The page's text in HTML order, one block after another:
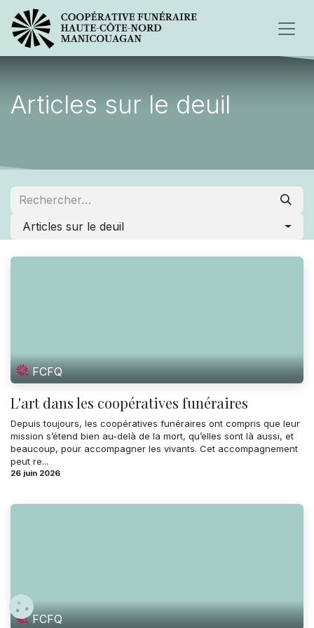
Articles sur le deuil
Articles sur le deuil
FCFQ
L'art dans les coopératives funéraires
Depuis toujours, les coopératives funéraires ont compris que leur
mission s’étend bien au-delà de la mort, qu’elles sont là aussi, et
beaucoup, pour accompagner les vivants. Cet accompagnement
peut re...
26 juin 2026
FCFQ